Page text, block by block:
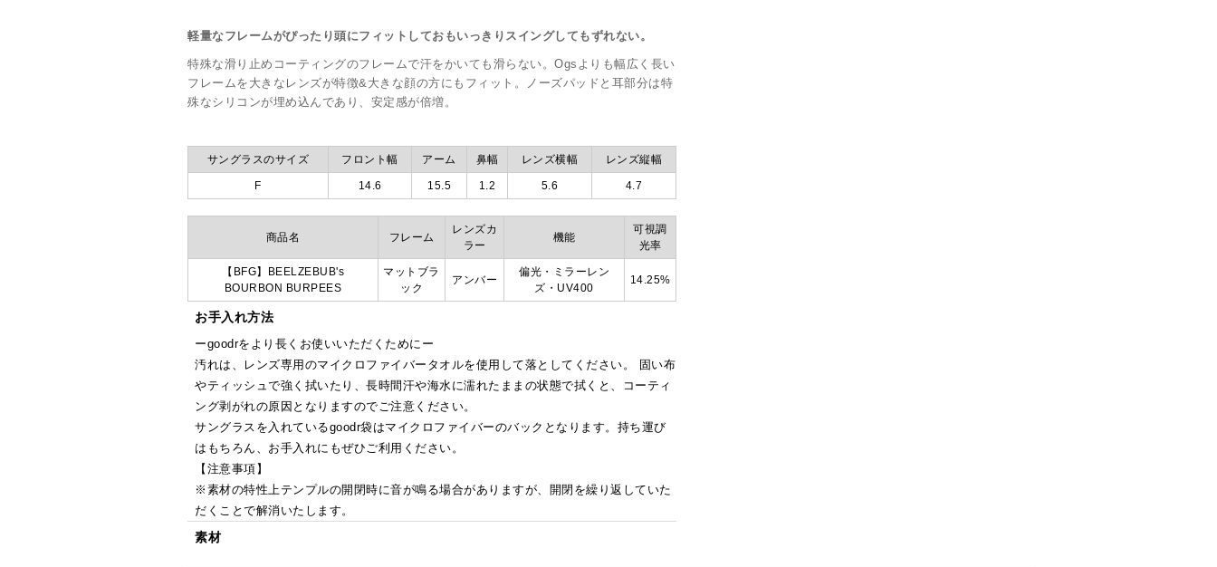
軽量なフレームがぴったり頭にフィットしておもいっきりスイングしてもずれない。
特殊な滑り止めコーティングのフレームで汗をかいても滑らない。Ogsよりも幅広く長い
フレームを大きなレンズが特徴&大きな顔の方にもフィット。ノーズパッドと耳部分は特
殊なシリコンが埋め込んであり、安定感が倍増。
サングラスのサイズ フロント幅 アーム 鼻幅 レンズ横幅 レンズ縦幅
F 14.6 15.5 1.2 5.6 4.7
商品名 フレーム
レンズカ
ラー
機能
可視調
光率
【BFG】BEELZEBUB's
BOURBON BURPEES
マットブラ
ック
アンバー
偏光・ミラーレン
ズ・UV400
14.25%
お手入れ方法
ーgoodrをより長くお使いいただくためにー
汚れは、レンズ専用のマイクロファイバータオルを使用して落としてください。 固い布
やティッシュで強く拭いたり、長時間汗や海水に濡れたままの状態で拭くと、コーティ
ング剥がれの原因となりますのでご注意ください。
サングラスを入れているgoodr袋はマイクロファイバーのバックとなります。持ち運び
はもちろん、お手入れにもぜひご利用ください。
【注意事項】
※素材の特性上テンプルの開閉時に音が鳴る場合がありますが、開閉を繰り返していた
だくことで解消いたします。
素材